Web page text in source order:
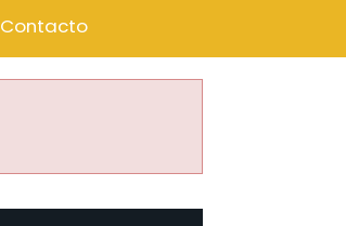
Contacto